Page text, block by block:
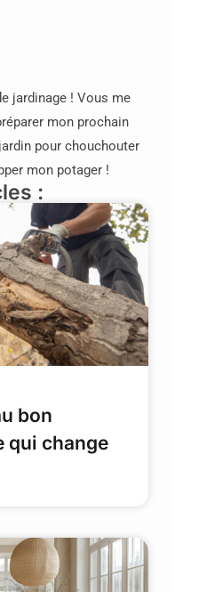
jardinage ! Vous me
mon prochain
pour chouchouter
mon potager !
:
bon
qui change